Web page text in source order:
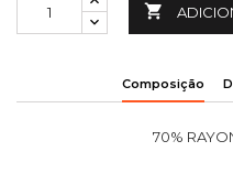

Composição
70%